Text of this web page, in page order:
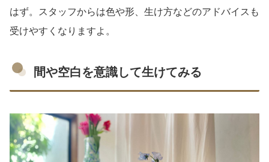
はず。スタッフからは色や形、生け方などのアドバイスも
受けやすくなりますよ。
間や空白を意識して生けてみる